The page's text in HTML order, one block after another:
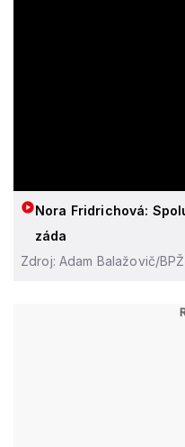
Nora Fridrichová:
záda
Zdroj: Adam Balažovič/BPŽ